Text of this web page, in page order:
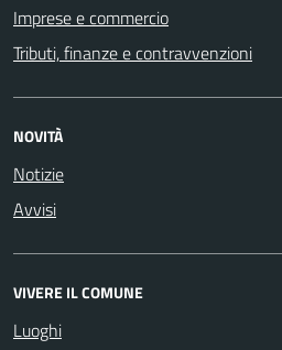
Imprese e commercio
Tributi, finanze e contravvenzioni
NOVITÀ
Notizie
Avvisi
VIVERE IL COMUNE
Luoghi